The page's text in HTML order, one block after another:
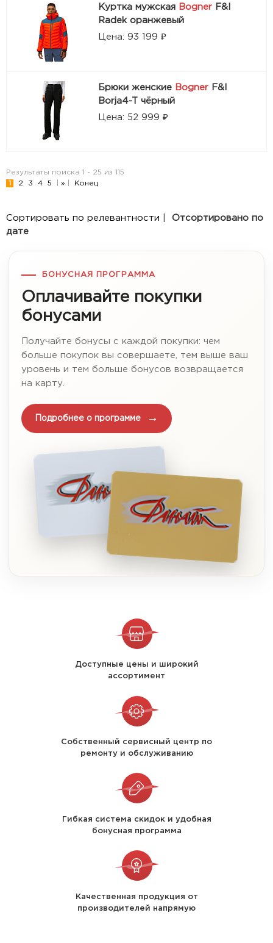
Куртка мужская Bogner F&I
Radek оранжевый
Цена: 93 199 ₽
Брюки женские Bogner F&I
Borja4-T чёрный
Цена: 52 999 ₽
Результаты поиска 1 - 25 из 115
1
2 3 4 5 » Конец
Сортировать по релевантности
Отсортировано по
дате
БОНУСНАЯ ПРОГРАММА
Оплачивайте покупки
бонусами
Получайте бонусы с каждой покупки: чем
больше покупок вы совершаете, тем выше ваш
уровень и тем больше бонусов возвращается
на карту.
Подробнее о программе
Доступные цены и широкий
ассортимент
Собственный сервисный центр по
ремонту и обслуживанию
Гибкая система скидок и удобная
бонусная программа
Качественная продукция от
производителей напрямую